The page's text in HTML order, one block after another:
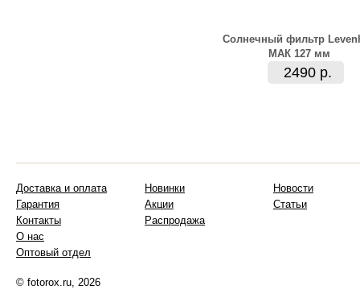
Солнечный фильтр
МАК 127 мм
2490 р.
Доставка и оплата
Гарантия
Контакты
О нас
Оптовый отдел
Новинки
Акции
Распродажа
Новости
Статьи
© fotorox.ru, 2026